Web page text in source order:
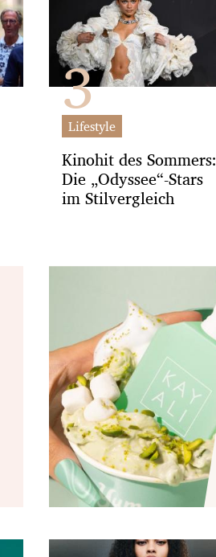
Lifestyle
Kinohit des Sommers:
Die „Odyssee“-Stars
im Stilvergleich